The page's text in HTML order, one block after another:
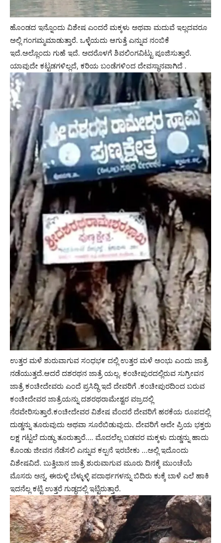
ಹೊಂಡದ ಇನ್ನೊಂದು ವಿಶೇಷ ಎಂದರೆ ಮಕ್ಕಳು ಅಥವಾ ಮದುವೆ ಇಲ್ಲದವರೂ
ಅಲ್ಲಿ ಗಂಗಮ್ಮಮಾಡುತ್ತಾರೆ. ಒಳ್ಳೆಯದು ಆಗುತ್ತೆ ಎನ್ನುವ ನಂಬಿಕೆ
ಇದೆ.ಅಲ್ಲೊಂದು ಗುಹೆ ಇದೆ. ಅದರೊಳಗೆ ಶಿವಲಿಂಗವಿಟ್ಟು ಪೂಜಿಸುತ್ತಾರೆ.
ಯಾವುದೇ ಕಟ್ಟಡಗಳಿಲ್ಲದೆ, ಕರಿಯ ಬಂಡೆಗಳಿಂದ ದೇವಸ್ಥಾನವಾಗಿದೆ .
ಉತ್ತರ ಮಳೆ ಶುರುವಾಗುವ ಸಂಧಭ೯ ದಲ್ಲಿ ಉತ್ತರ ಮಳೆ ಅಂಭು ಎಂದು ಜಾತ್ರೆ
ನಡೆಯುತ್ತದೆ.ಆದರೆ ದಶರಥನ ಜಾತ್ರೆ ಯಲ್ಲ. ಕಂಚೀಪುರದಲ್ಲಿರುವ ಸುಗ್ರೀವನ
ಜಾತ್ರೆ ಕಂಚೀದೇವರು ಎಂದೆ ಪ್ರಸಿದ್ಧಿ ಇದೆ ದೇವರಿಗೆ .ಕಂಚೀಪುರದಿಂದ ಬರುವ
ಕಂಚೀದೇವರ ಜಾತ್ರೆಯನ್ನು ದಶರಥರಾಮೇಶ್ವರ ವಜ್ರದಲ್ಲಿ
ನೆರವೇರಿಸುತ್ತಾರೆ.ಕಂಚೀದೇವರ ವಿಶೇಷ ವೆಂದರೆ ದೇವರಿಗೆ ಹರಕೆಯ ರೂಪದಲ್ಲಿ
ದುಡ್ಡನ್ನು ತೂರುವುದು ಅಥವಾ ಸೂರೆಬಿಡುವುದು. ದೇವರಿಗೆ ಅದೇ ಪ್ರಿಯ ಭಕ್ತರು
ಲಕ್ಷ ಗಟ್ಟಲೆ ದುಡ್ಧು ತೂರುತ್ತಾರೆ…. ಮೊದಲೆಲ್ಲ ಬಡವರ ಮಕ್ಕಳು ದುಡ್ಡನ್ನು ಹಾದು
ಕೊಂಡು ಜೀವನ ನೆಡೆಸಲಿ ಎನ್ನುವ ಕಲ್ಪನೆ ಇರಬೇಕು …ಅಲ್ಲಿ ಇದೊಂದು
ವಿಶೇಷವಿದೆ. ಬುತ್ತಿಬಾನ ಜಾತ್ರೆ ಶುರುವಾಗುವ ಮೂರು ದಿನಕ್ಕೆ ಮುಂಚೆಯೆ
ಮೊಸರು ಅನ್ನ, ಈರುಳ್ಳಿ ಬೆಳ್ಳುಳ್ಳಿ ಪದಾರ್ಥಗಳನ್ನು ಬಿದಿರು ಕುಕ್ಕೆ ಬಾಳೆ ಎಲೆ ಹಾಕಿ
ಇದನೆಲ್ಲ ಕಟ್ಟಿ ಉತ್ತರೆ ಗುಡ್ಧದಲ್ಲಿ ಇಟ್ಟಿರುತ್ತಾರೆ.